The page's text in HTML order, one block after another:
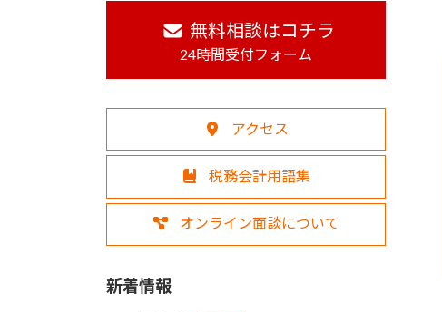
無料相談はコチラ
24時間受付フォーム
アクセス
税務会計用語集
オンライン面談について
新着情報